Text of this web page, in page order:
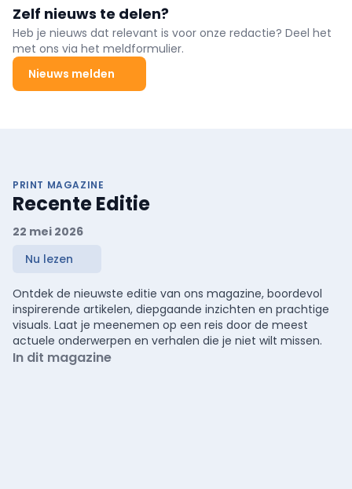
Zelf nieuws te delen?
Heb je nieuws dat relevant is voor onze redactie? Deel het
met ons via het meldformulier.
Nieuws melden
PRINT MAGAZINE
Recente Editie
22 mei 2026
Nu lezen
Ontdek de nieuwste editie van ons magazine, boordevol
inspirerende artikelen, diepgaande inzichten en prachtige
visuals. Laat je meenemen op een reis door de meest
actuele onderwerpen en verhalen die je niet wilt missen.
In dit magazine